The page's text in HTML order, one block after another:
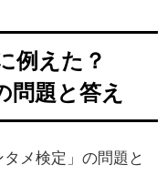
例えた？
問題と答え
メ検定」の問題と